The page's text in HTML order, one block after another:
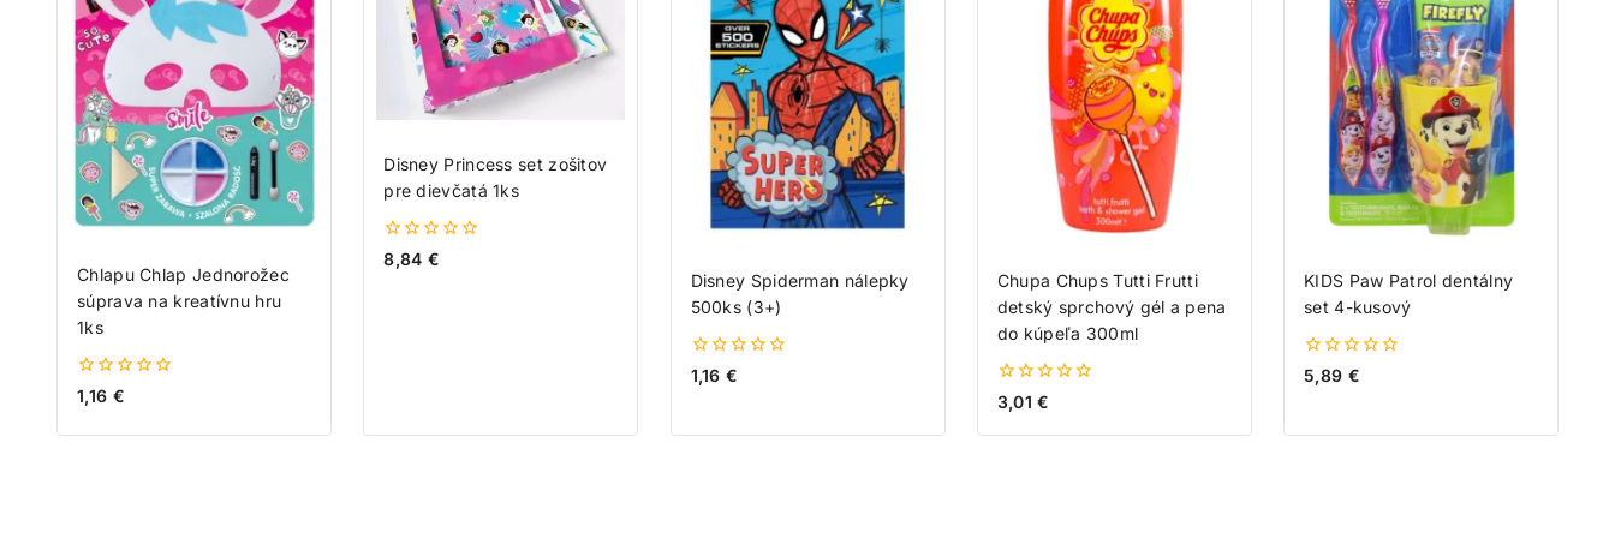
Chlapu Chlap Jednorožec
súprava na kreatívnu hru
1ks
0
1,16 €
Disney Princess set zošitov
pre dievčatá 1ks
0
z
8,84 €
Disney Spiderman nálepky
500ks (3+)
0
1,16 €
Chupa Chups Tutti Frutti
detský sprchový gél a pena
do kúpeľa 300ml
0
z
5
3,01€
KIDS Paw Patrol dentálny
set 4-kusový
0
5,89 €